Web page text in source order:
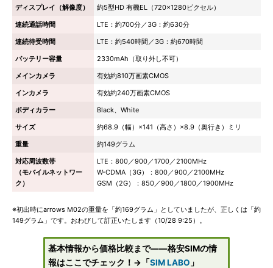
ディスプレイ（解像度）
約5型HD 有機EL（720×1280ピクセル）
連続通話時間
LTE：約700分／3G：約630分
連続待受時間
LTE：約540時間／3G：約670時間
バッテリー容量
2330mAh（取り外し不可）
メインカメラ
有効約810万画素CMOS
インカメラ
有効約240万画素CMOS
ボディカラー
Black、White
サイズ
約68.9（幅）×141（高さ）×8.9（奥行き）ミリ
重量
約149グラム
対応周波数帯
（モバイルネットワー
ク）
LTE：800／900／1700／2100MHz
W-CDMA（3G）：800／900／2100MHz
GSM（2G）：850／900／1800／1900MHz
※初出時にarrows M02の重量を「約169グラム」としていましたが、正しくは「約
149グラム」です。おわびして訂正いたします（10/28 9:25）。
基本情報から価格比較まで――格安SIMの情
報はここでチェック！→「SIM LABO 」